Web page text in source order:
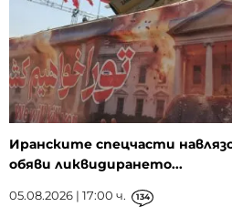
Иранските спецчасти
обяви ликвидирането...
05.08.2026 | 17:00 ч. 134